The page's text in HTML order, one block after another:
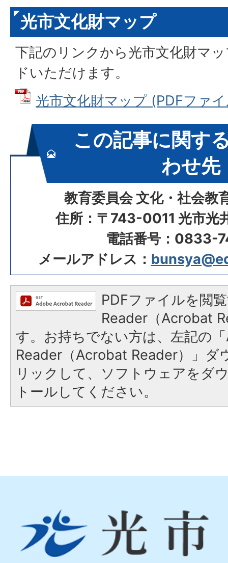
光市文化財マップ
下記のリンクから光市文化財マ
ドいただけます。
光市文化財マップ (PDFファ
この記事に関す
わせ先
教育委員会 文化・社会教
住所：〒743-0011 光市光
電話番号：0833-
メールアドレス：
PDFファイルを閲
Reader（Acrobat
す。お持ちでない方は、左記の
Reader（Acrobat Reader）」ダ
リックして、ソフトウェアをダ
トールしてください。
市